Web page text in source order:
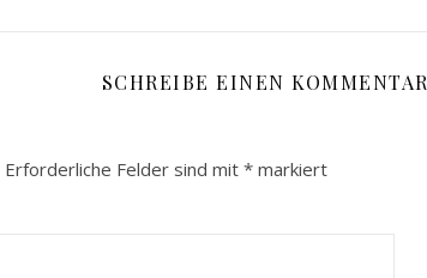
SCHREIBE EINEN KOMMENTAR
Erforderliche Felder sind mit * markiert